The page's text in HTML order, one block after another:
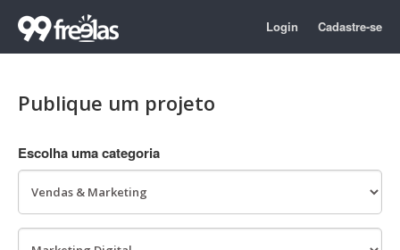
Login Cadastre-se
Publique um projeto
Escolha uma categoria